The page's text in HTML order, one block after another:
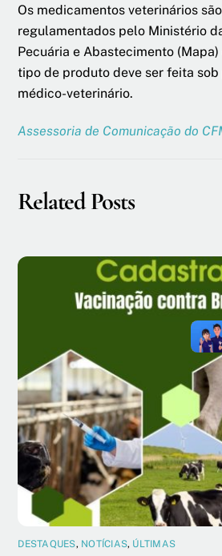
Os medicamentos veterinários
regulamentados pelo Ministério
Pecuária e Abastecimento (Mapa)
tipo de produto deve ser feita
médico-veterinário.
Assessoria de Comunicação do
Related Posts
DESTAQUES, NOTÍCIAS, ÚLTIMAS